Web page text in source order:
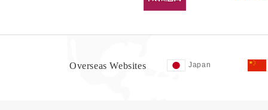
Overseas Websites Japan